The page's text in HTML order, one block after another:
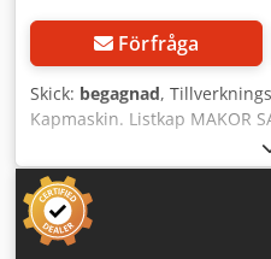
Förfråga
Skick: begagnad,
Kapmaskin. Listkap MAKOR
för kapning av trälister och
2006 MÖJLIGHET ATT KÖPA
ANGIVNA PRISER: 1.
silikonhjul från italienska
100 - tillverkningsår: 2003 -